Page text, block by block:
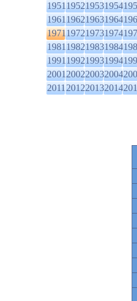
1951195219531954
1961196219631964
1971197219731974
1981198219831984
1991199219931994
2001200220032004
2011201220132014